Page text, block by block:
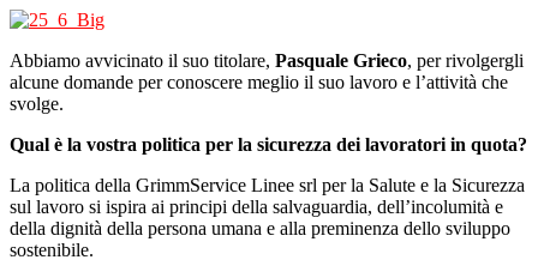
Abbiamo avvicinato il suo titolare, Pasquale Grieco, per rivolgergli
alcune domande per conoscere meglio il suo lavoro e l’attività che
svolge.
Qual è la vostra politica per la sicurezza dei lavoratori in quota?
La politica della GrimmService Linee srl per la Salute e la Sicurezza
sul lavoro si ispira ai principi della salvaguardia, dell’incolumità e
della dignità della persona umana e alla preminenza dello sviluppo
sostenibile.